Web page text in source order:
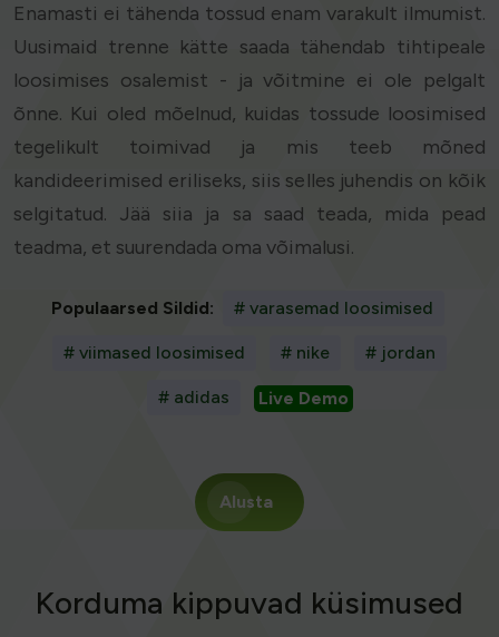
Enamasti ei tähenda tossud enam varakult ilmumist.
Uusimaid trenne kätte saada tähendab tihtipeale
loosimises osalemist - ja võitmine ei ole pelgalt
õnne. Kui oled mõelnud, kuidas tossude loosimised
tegelikult toimivad ja mis teeb mõned
kandideerimised eriliseks, siis selles juhendis on kõik
selgitatud. Jää siia ja sa saad teada, mida pead
teadma, et suurendada oma võimalusi.
Populaarsed Sildid: # varasemad loosimised
# viimased loosimised # nike # jordan
# adidas Live Demo
Alusta
Korduma kippuvad küsimused